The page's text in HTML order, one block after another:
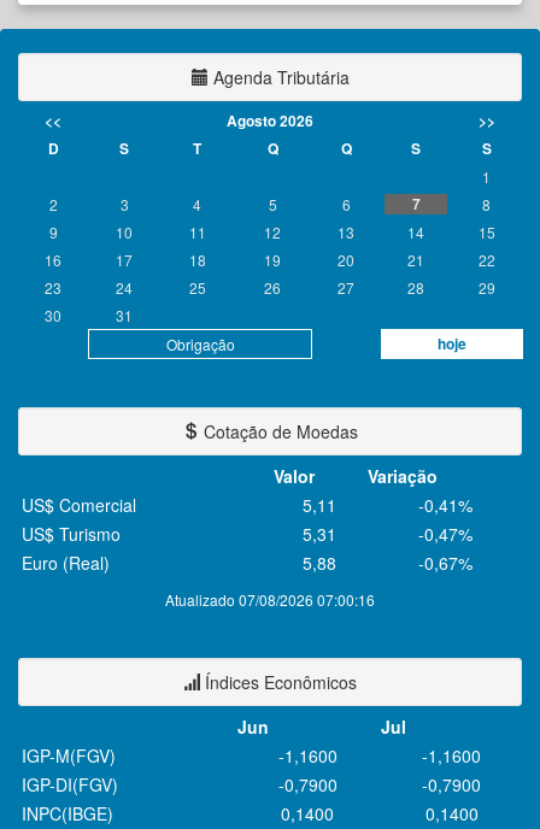
Agenda Tributária
<< Agosto 2026
>>
D
S T Q Q S S
Obrigação hoje
1
2
3 4 5 6 7
8
9
10 11 12 13 14
15
16
17 18 19 20 21
22
23
24 25 26 27 28
29
30
31
Cotação de Moedas
Valor
Variação
Atualizado 07/08/2026 07:00:16
US$ Comercial 5,11
-0,41%
US$ Turismo
5,31
-0,47%
Euro (Real)
5,88 -0,67%
Índices Econômicos
Jun
Jul
IGP-M(FGV)
-1,1600
-1,1600
IGP-DI(FGV)
-0,7900
-0,7900
INPC(IBGE)
0,1400
0,1400